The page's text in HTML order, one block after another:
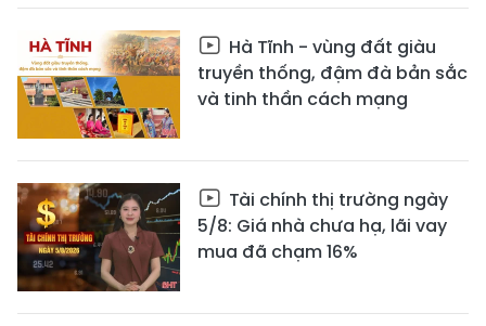
Hà Tĩnh - vùng đất giàu
truyền thống, đậm đà bản sắc
và tinh thần cách mạng
Tài chính thị trường ngày
5/8: Giá nhà chưa hạ, lãi vay
mua đã chạm 16%